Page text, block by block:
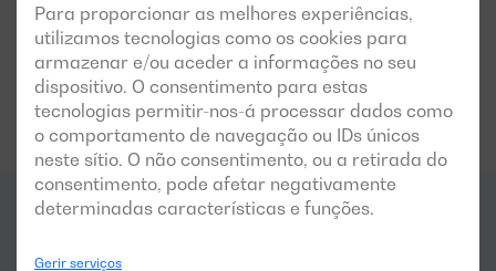
Para proporcionar as melhores experiências,
utilizamos tecnologias como os cookies para
armazenar e/ou aceder a informações no seu
dispositivo. O consentimento para estas
tecnologias permitir-nos-á processar dados como
o comportamento de navegação ou IDs únicos
neste sítio. O não consentimento, ou a retirada do
consentimento, pode afetar negativamente
determinadas características e funções.
Gerir serviços
Para que